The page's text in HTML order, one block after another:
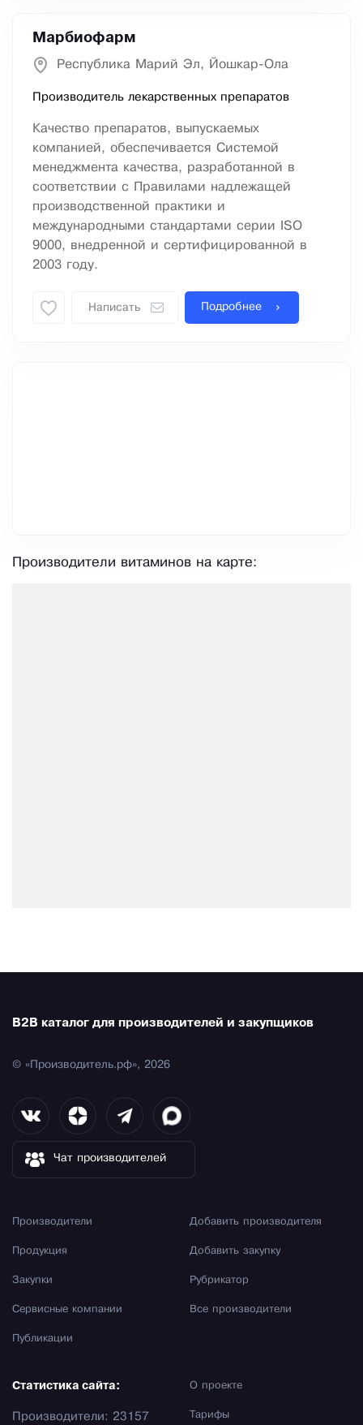
Марбиофарм
Республика Марий Эл, Йошкар-Ола
Производитель лекарственных препаратов
Качество препаратов, выпускаемых
компанией, обеспечивается Системой
менеджмента качества, разработанной в
соответствии с Правилами надлежащей
производственной практики и
международными стандартами серии ISO
9000, внедренной и сертифицированной в
2003 году.
Написать Подробнее
Производители витаминов на карте:
B2B каталог для производителей и закупщиков
© «Производитель.рф», 2026
Чат производителей
Производители
Продукция
Закупки
Сервисные компании
Публикации
Добавить производителя
Добавить закупку
Рубрикатор
Все производители
О проекте
Тарифы
Статистика сайта:
Производители: 23157